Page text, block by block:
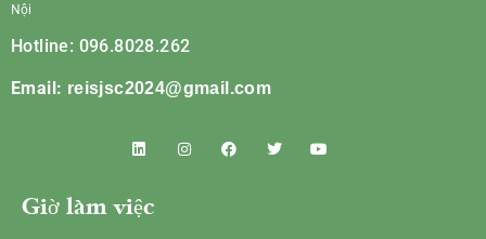
Nội
Hotline: 096.8028.262
Email: reisjsc2024@gmail.com
Giờ làm việc